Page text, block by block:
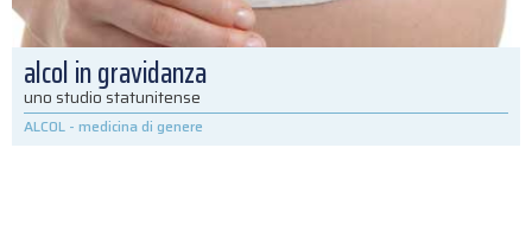
alcol in gravidanza
uno studio statunitense
ALCOL - medicina di genere